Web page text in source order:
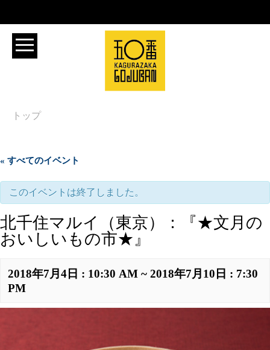
トップ
« すべてのイベント
このイベントは終了しました。
北千住マルイ（東京）：『★文月の
おいしいもの市★』
2018年7月4日 : 10:30 AM ~ 2018年7月10日 : 7:30
PM